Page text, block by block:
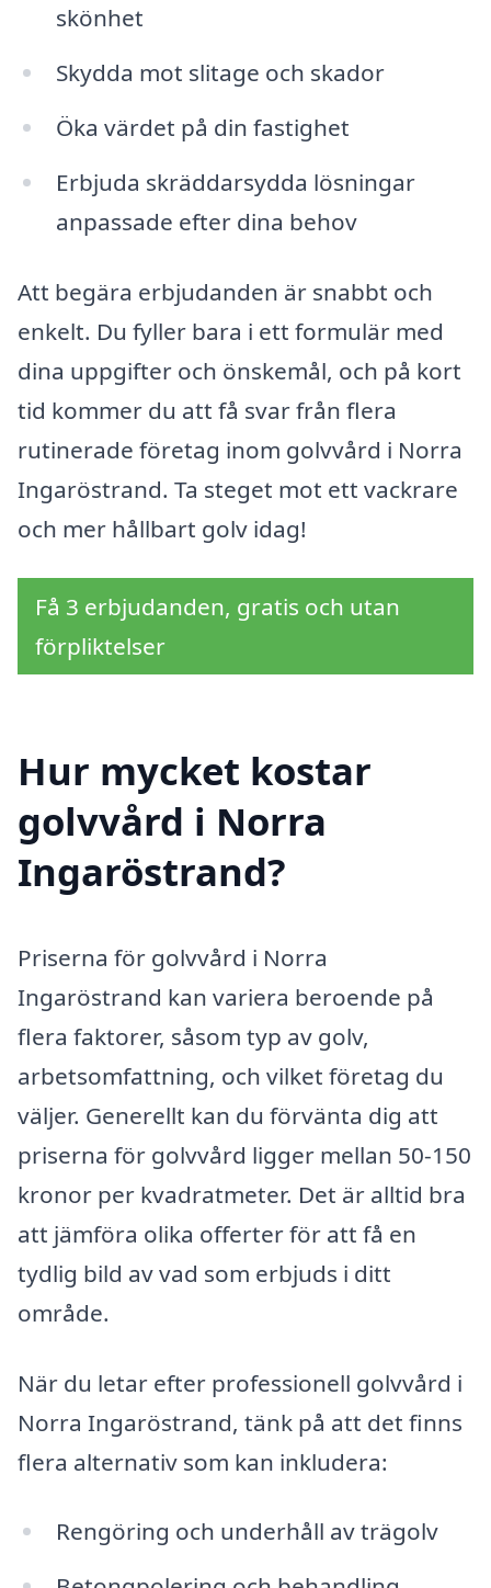
skönhet
Skydda mot slitage och skador
Öka värdet på din fastighet
Erbjuda skräddarsydda lösningar
anpassade efter dina behov
Att begära erbjudanden är snabbt och
enkelt. Du fyller bara i ett formulär med
dina uppgifter och önskemål, och på kort
tid kommer du att få svar från flera
rutinerade företag inom golvvård i Norra
Ingaröstrand. Ta steget mot ett vackrare
och mer hållbart golv idag!
Få 3 erbjudanden, gratis och utan
förpliktelser
Hur mycket kostar
golvvård i Norra
Ingaröstrand?
Priserna för golvvård i Norra
Ingaröstrand kan variera beroende på
flera faktorer, såsom typ av golv,
arbetsomfattning, och vilket företag du
väljer. Generellt kan du förvänta dig att
priserna för golvvård ligger mellan 50-150
kronor per kvadratmeter. Det är alltid bra
att jämföra olika offerter för att få en
tydlig bild av vad som erbjuds i ditt
område.
När du letar efter professionell golvvård i
Norra Ingaröstrand, tänk på att det finns
flera alternativ som kan inkludera:
Rengöring och underhåll av trägolv